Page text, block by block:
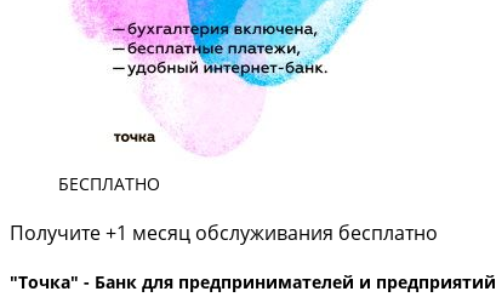
БЕСПЛАТНО
Получите +1 месяц обслуживания бесплатно
"Точка" - Банк для предпринимателей и предприятий